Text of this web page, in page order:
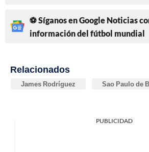
⚽ Síganos en Google Noticias
información del fútbol mundial
Relacionados
James Rodríguez Sao Paulo de
PUBLICIDAD